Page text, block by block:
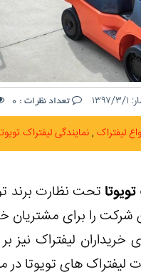
۱۳۹۷/۳/۱ تعداد نظرات : 0
لیفتراک نمایندگی لیفتراک
تحت نظارت برند
شرکت را برای
خریداران لیفتراک
های تویوتا در